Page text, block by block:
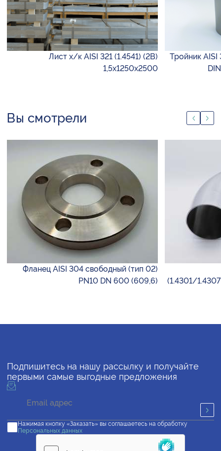
Лист х/к AISI 321 (1.4541) (2B)
1,5х1250х2500
Тройник
Вы смотрели
Фланец AISI 304 свободный (тип 02)
PN10 DN 600 (609,6)
(1.4301/
Подпишитесь на нашу рассылку и получайте
первыми самые выгодные предложения
Нажимая кнопку «Заказать» вы соглашаетесь на обработку
Персональных данных